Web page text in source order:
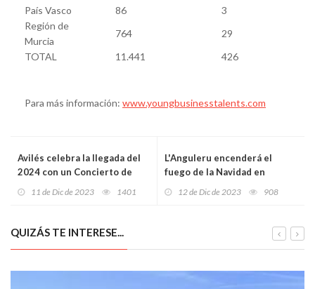
País Vasco
86
3
Región de
Murcia
764
29
TOTAL
11.441 426
Para más información: www.youngbusinesstalents.com
Avilés celebra la llegada del
2024 con un Concierto de
11 de Dic de 2023 1401
L'Anguleru encenderá el
fuego de la Navidad en
12 de Dic de 2023 908
QUIZÁS TE INTERESE...